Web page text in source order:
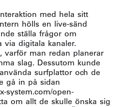
med hela sitt
hölls en live-sänd
ställa frågor om
via digitala kanaler.
varför man redan planerar
slag. Dessutom kunde
surfplattor och de
gå in på sidan
system.com/open-
om allt de skulle önska sig